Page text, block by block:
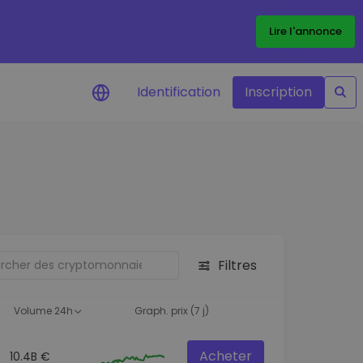
Lire l'annonce
d'investissement
Des informations pertinentes pour
Identification Inscription
Filtres
Volume 24h Graph. prix (7 j)
10.4B € Acheter